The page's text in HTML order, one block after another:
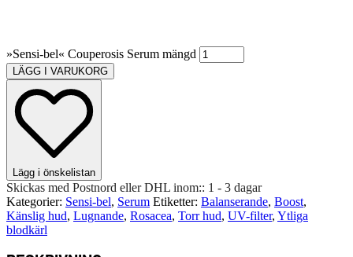
»Sensi-bel« Couperosis Serum mängd
LÄGG I VARUKORG
Lägg i önskelistan
Skickas med Postnord eller DHL inom:: 1 - 3 dagar
Kategorier: Sensi-bel, Serum Etiketter: Balanserande, Boost,
Känslig hud, Lugnande, Rosacea, Torr hud, UV-filter, Ytliga
blodkärl